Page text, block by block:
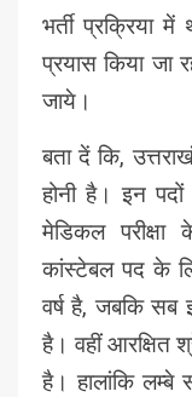
भर्ती प्रक्रिया में
प्रयास किया जा
जाये।
बता दें कि,
होनी है। इन पदों
मेडिकल
कांस्टेबल पद के
वर्ष है, जबकि
है। वहीं आरक्षित
है। हालांकि लम्बे